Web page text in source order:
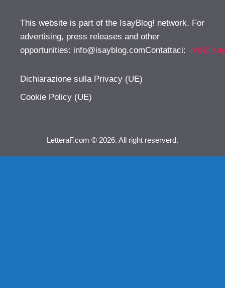
This website is part of the IsayBlog! network. For
advertising, press releases and other
opportunities: info@isayblog.comContattaci:
Dichiarazione sulla Privacy (UE)
Cookie Policy (UE)
LetteraF.com © 2026. All right reserverd.